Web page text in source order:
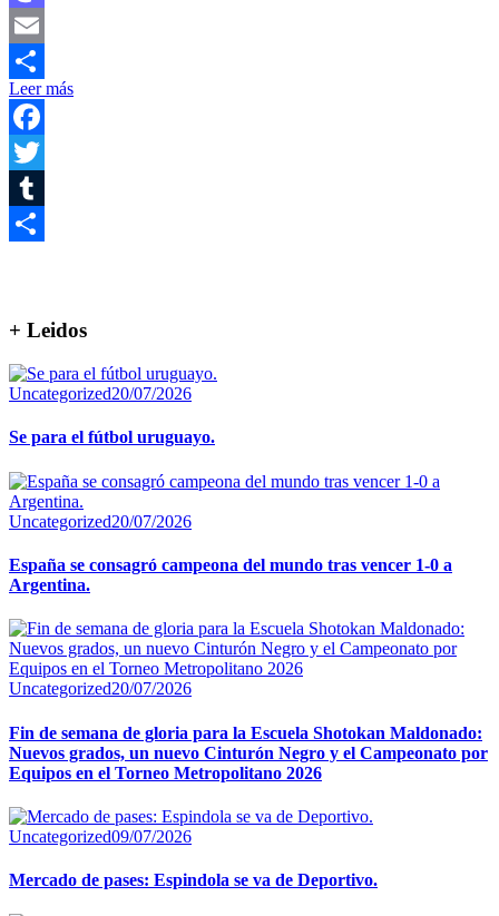
Mastodon
Email
Compartir
Leer más
Facebook
Twitter
Tumblr
+ Leidos
Uncategorized20/07/2026
Se para el fútbol uruguayo.
Uncategorized20/07/2026
España se consagró campeona del mundo tras vencer 1-0 a
Argentina.
Uncategorized20/07/2026
Fin de semana de gloria para la Escuela Shotokan Maldonado:
Nuevos grados, un nuevo Cinturón Negro y el Campeonato por
Equipos en el Torneo Metropolitano 2026
Uncategorized09/07/2026
Mercado de pases: Espindola se va de Deportivo.